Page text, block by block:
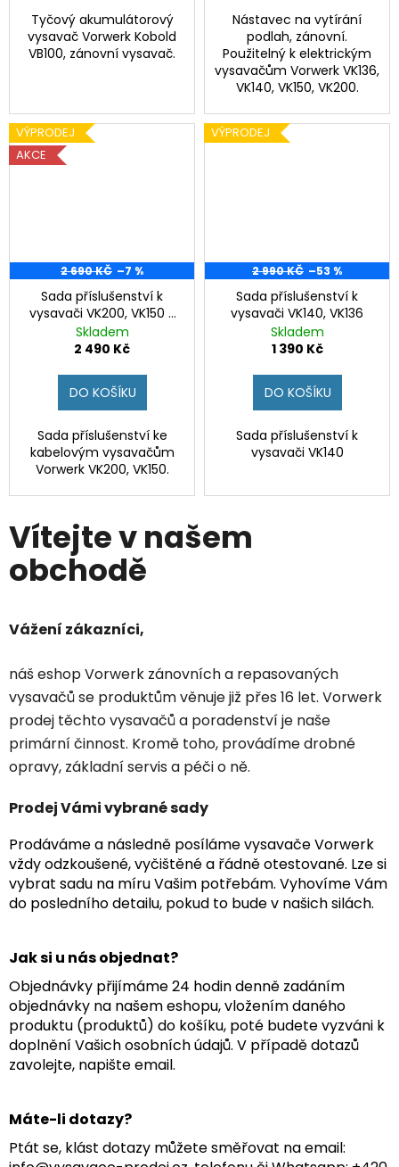
Tyčový akumulátorový
vysavač Vorwerk Kobold
VB100, zánovní vysavač.
Nástavec na vytírání
podlah, zánovní.
Použitelný k elektrickým
vysavačům Vorwerk VK136,
VK140, VK150, VK200.
VÝPRODEJ
AKCE
2 690 KČ –7 %
Sada příslušenství k
vysavači VK200, VK150 s
elektrickou hadicí
Skladem
2 490 Kč
DO KOŠÍKU
Sada příslušenství ke
kabelovým vysavačům
Vorwerk VK200, VK150.
VÝPRODEJ
2 990 KČ –53 %
Sada příslušenství k
vysavači VK140, VK136
Skladem
1 390 Kč
DO KOŠÍKU
Sada příslušenství k
vysavači VK140
Vítejte v našem
obchodě
Vážení zákazníci,
náš eshop Vorwerk zánovních a repasovaných
vysavačů se produktům věnuje již přes 16 let. Vorwerk
prodej těchto vysavačů a poradenství je naše
primární činnost. Kromě toho, provádíme drobné
opravy, základní servis a péči o ně.
Prodej Vámi vybrané sady
Prodáváme a následně posíláme vysavače Vorwerk
vždy odzkoušené, vyčištěné a řádně otestované. Lze si
vybrat sadu na míru Vašim potřebám. Vyhovíme Vám
do posledního detailu, pokud to bude v našich silách.
Jak si u nás objednat?
Objednávky přijímáme 24 hodin denně zadáním
objednávky na našem eshopu, vložením daného
produktu (produktů) do košíku, poté budete vyzváni k
doplnění Vašich osobních údajů. V případě dotazů
zavolejte, napište email.
Máte-li dotazy?
Ptát se, klást dotazy můžete směřovat na email: